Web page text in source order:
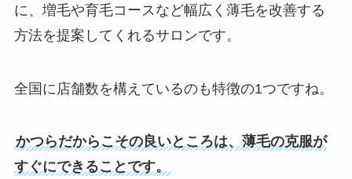
に、増毛や育毛コースなど幅広く薄毛を改善する
方法を提案してくれるサロンです。
全国に店舗数を構えているのも特徴の1つですね。
かつらだからこその良いところは、薄毛の克服が
すぐにできることです。